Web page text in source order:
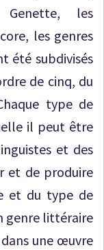
Genette, les
les genres
été subdivisés
de cinq, du
type de
il peut être
et des
et de produire
et du type de
genre littéraire
dans une œuvre